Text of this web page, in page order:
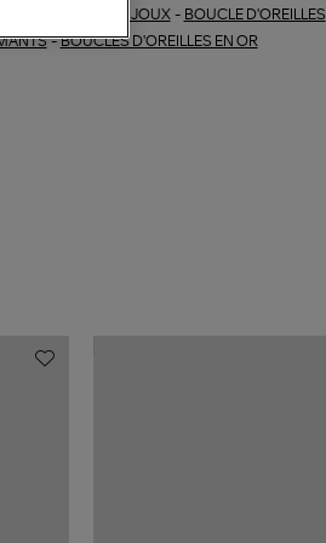
BIJOUX- BOUCLE D'OREILLES
-BOUCLES D'OREILLES EN OR